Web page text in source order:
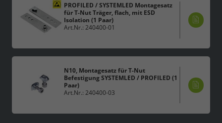
PROFILED / SYSTEMLED Montagesatz
für T-Nut Träger, flach, mit ESD
Isolation (1 Paar)
Art.Nr.: 240400-01
N10, Montagesatz für T-Nut
Befestigung SYSTEMLED / PROFILED (1
Paar)
Art.Nr.: 240400-03